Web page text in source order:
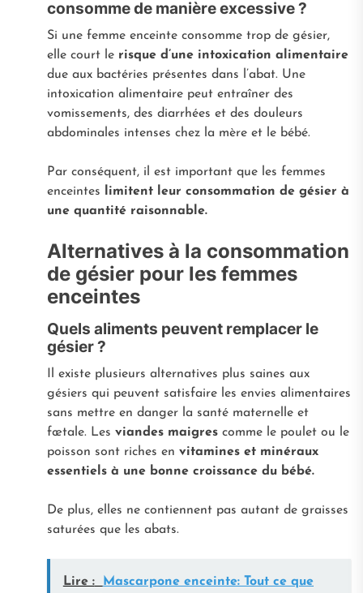
consomme de manière excessive ?
Si une femme enceinte consomme trop de gésier,
elle court le risque d’une intoxication alimentaire
due aux bactéries présentes dans l’abat. Une
intoxication alimentaire peut entraîner des
vomissements, des diarrhées et des douleurs
abdominales intenses chez la mère et le bébé.
Par conséquent, il est important que les femmes
enceintes limitent leur consommation de gésier à
une quantité raisonnable.
Alternatives à la consommation
de gésier pour les femmes
enceintes
Quels aliments peuvent remplacer le
gésier ?
Il existe plusieurs alternatives plus saines aux
gésiers qui peuvent satisfaire les envies alimentaires
sans mettre en danger la santé maternelle et
fœtale. Les viandes maigrescomme le poulet ou le
poisson sont riches en vitamines et minéraux
essentiels à une bonne croissance du bébé.
De plus, elles ne contiennent pas autant de graisses
saturées que les abats.
Lire :
Mascarpone enceinte: Tout ce que